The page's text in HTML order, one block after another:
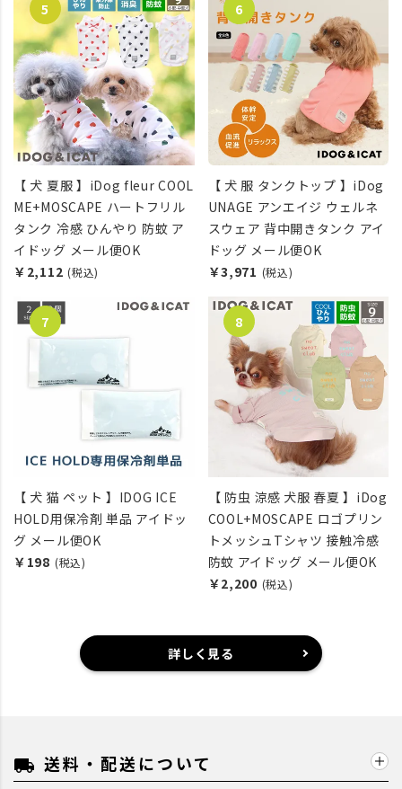
【 犬 夏服 】iDog fleur COOL
ME+MOSCAPE ハートフリル
タンク 冷感 ひんやり 防蚊 ア
イドッグ メール便OK
￥2,112 (税込)
【 犬 服 タンクトップ 】iDog
UNAGE アンエイジ ウェルネ
スウェア 背中開きタンク アイ
ドッグ メール便OK
￥3,971 (税込)
【 犬 猫 ペット 】IDOG ICE
HOLD用保冷剤 単品 アイドッ
グ メール便OK
￥198 (税込)
【 防虫 涼感 犬服 春夏 】iDog
COOL+MOSCAPE ロゴプリン
トメッシュTシャツ 接触冷感
防蚊 アイドッグ メール便OK
￥2,200 (税込)
詳しく見る
local_shipping 送料・配送について